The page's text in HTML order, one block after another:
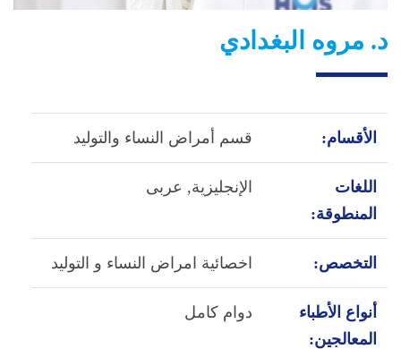
د. مروه البغدادي
الأقسام: قسم أمراض النساء والتوليد
اللغات
المنطوقة:
الإنجليزية, عربى
التخصص: اخصائية امراض النساء و التوليد
أنواع الأطباء
المعالجين:
دوام كامل